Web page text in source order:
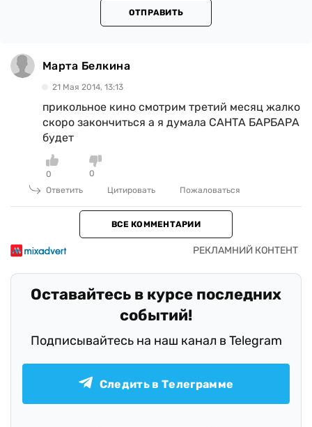
ОТПРАВИТЬ
Марта Белкина
21 Мая 2014, 13:13
прикольное кино смотрим третий месяц жалко
скоро закончиться а я думала САНТА БАРБАРА
будет
0
0
Ответить
Цитировать Пожаловаться
ВСЕ КОММЕНТАРИИ
Оставайтесь в курсе последних
событий!
Подписывайтесь на наш канал в Telegram
Следить в Телеграмме